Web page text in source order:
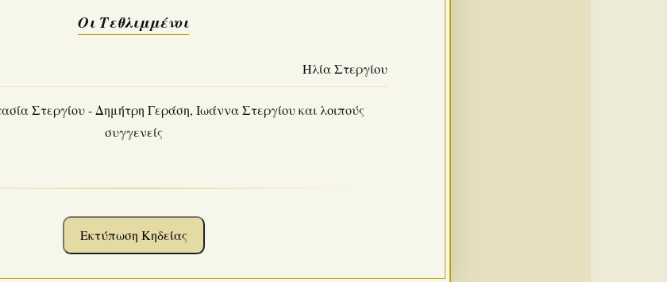
Οι Τεθλιμμένοι
Ηλία Στεργίου
Στεργίου - Δημήτρη Γεράση, Ιωάννα Στεργίου και λοιπούς
συγγενείς
Εκτύπωση Κηδείας